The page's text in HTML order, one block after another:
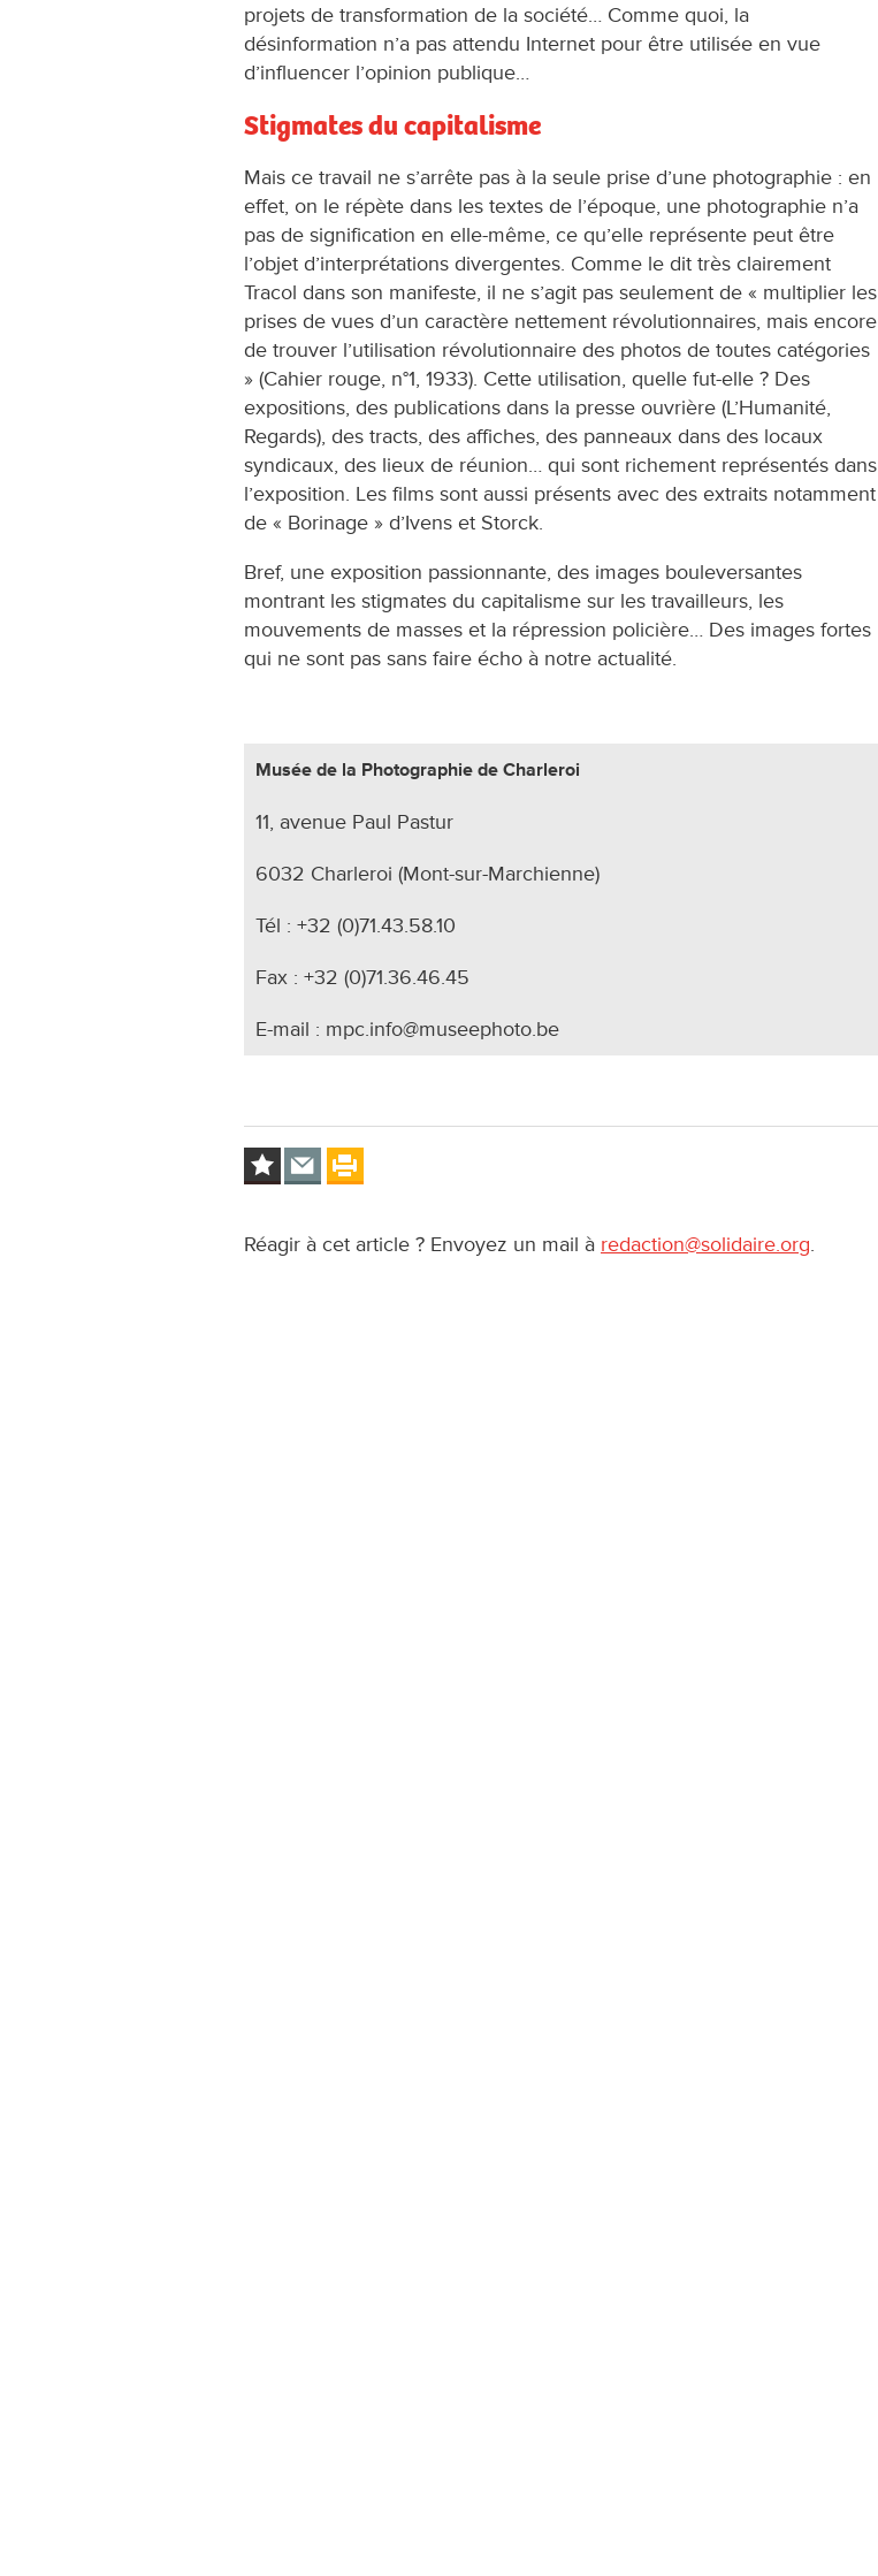
projets de transformation de la société… Comme quoi, la
désinformation n’a pas attendu Internet pour être utilisée en vue
d’influencer l’opinion publique…
Stigmates du capitalisme
Mais ce travail ne s’arrête pas à la seule prise d’une photographie : en
effet, on le répète dans les textes de l’époque, une photographie n’a
pas de signification en elle-même, ce qu’elle représente peut être
l’objet d’interprétations divergentes. Comme le dit très clairement
Tracol dans son manifeste, il ne s’agit pas seulement de « multiplier les
prises de vues d’un caractère nettement révolutionnaires, mais encore
de trouver l’utilisation révolutionnaire des photos de toutes catégories
» (Cahier rouge, n°1, 1933). Cette utilisation, quelle fut-elle ? Des
expositions, des publications dans la presse ouvrière (L’Humanité,
Regards), des tracts, des affiches, des panneaux dans des locaux
syndicaux, des lieux de réunion… qui sont richement représentés dans
l’exposition. Les films sont aussi présents avec des extraits notamment
de « Borinage » d’Ivens et Storck.
Bref, une exposition passionnante, des images bouleversantes
montrant les stigmates du capitalisme sur les travailleurs, les
mouvements de masses et la répression policière… Des images fortes
qui ne sont pas sans faire écho à notre actualité.
Musée de la Photographie de Charleroi
11, avenue Paul Pastur
6032 Charleroi (Mont-sur-Marchienne)
Tél : +32 (0)71.43.58.10
Fax : +32 (0)71.36.46.45
E-mail : mpc.info@museephoto.be
Réagir à cet article ? Envoyez un mail à redaction@solidaire.org.